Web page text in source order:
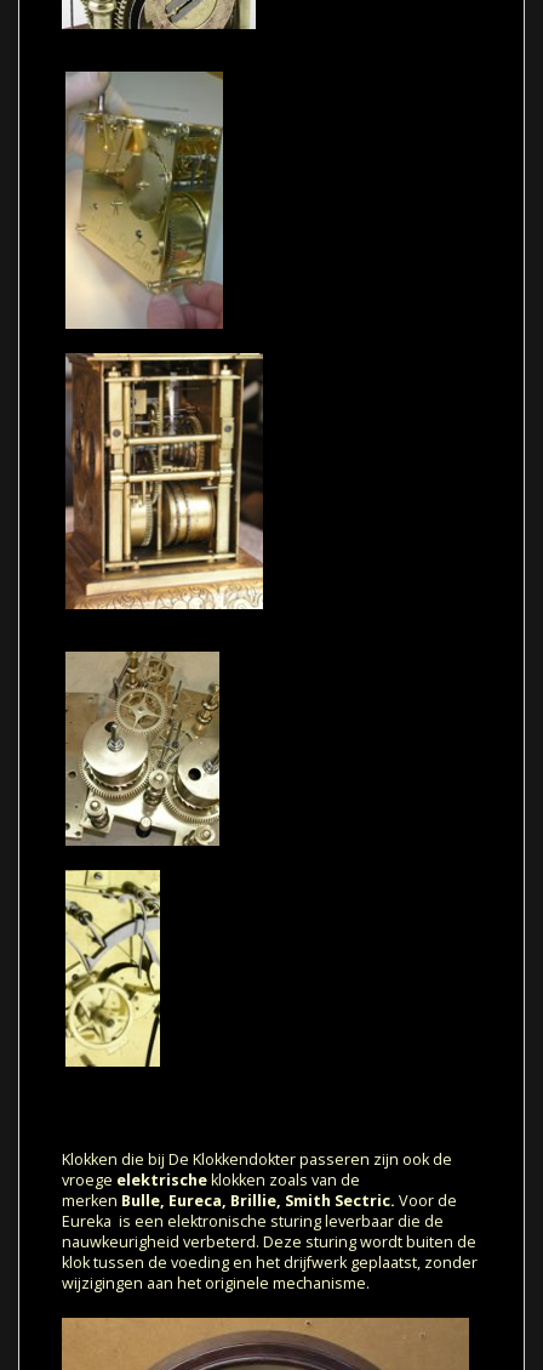
Klokken die bij De Klokkendokter passeren zijn ook de
vroege elektrischeklokken zoals van de
merken Bulle, Eureca, Brillie, Smith Sectric. Voor de
Eureka is een elektronische sturing leverbaar die de
nauwkeurigheid verbeterd. Deze sturing wordt buiten de
klok tussen de voeding en het drijfwerk geplaatst, zonder
wijzigingen aan het originele mechanisme.